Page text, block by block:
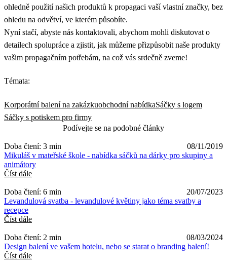
ohledně použití našich produktů k propagaci vaší vlastní značky, bez
ohledu na odvětví, ve kterém působíte.
Nyní stačí, abyste nás kontaktovali, abychom mohli diskutovat o
detailech spolupráce a zjistit, jak můžeme přizpůsobit naše produkty
vašim propagačním potřebám, na což vás srdečně zveme!
Témata:
Korporátní balení na zakázkuobchodní nabídkaSáčky s logem
Sáčky s potiskem pro firmy
Podívejte se na podobné články
Doba čtení: 3 min
08/11/2019
Mikuláš v mateřské škole - nabídka sáčků na dárky pro skupiny a
animátory
Číst dále
Doba čtení: 6 min
20/07/2023
Levandulová svatba - levandulové květiny jako téma svatby a
recepce
Číst dále
Doba čtení: 2 min
08/03/2024
Design balení ve vašem hotelu, nebo se starat o branding balení!
Číst dále